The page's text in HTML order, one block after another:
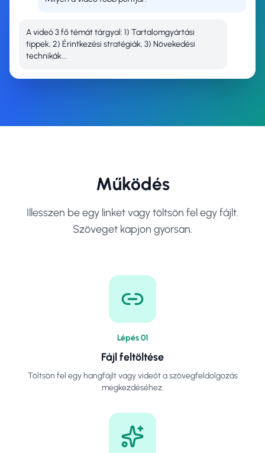
A videó 3 fő témát tárgyal: 1) Tartalomgyártási
tippek, 2) Érintkezési stratégiák, 3) Növekedési
technikák...
Működés
Illesszen be egy linket vagy töltsön fel egy fájlt.
Szöveget kapjon gyorsan.
Lépés01
Fájl feltöltése
Töltsön fel egy hangfájlt vagy videót a szövegfeldolgozás
megkezdéséhez.